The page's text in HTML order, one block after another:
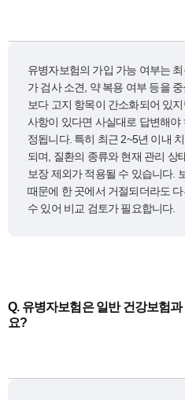
유병자보험의 가입 가능 여부는
가 검사 소견, 약 복용 여부 등을
보다 고지 항목이 간소화되어 있
사항이 있다면 사실대로 답변해야
정됩니다. 특히 최근 2~5년 이내
되며, 질환의 종류와 현재 관리 상
보장 제외가 적용될 수 있습니다.
때문에 한 곳에서 거절되더라도
수 있어 비교 검토가 필요합니다.
Q.유병자보험은 일반 건강보험
요?